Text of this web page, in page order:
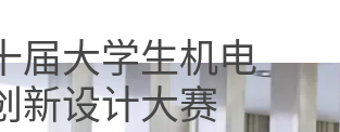
届大学生机电
新设计大赛